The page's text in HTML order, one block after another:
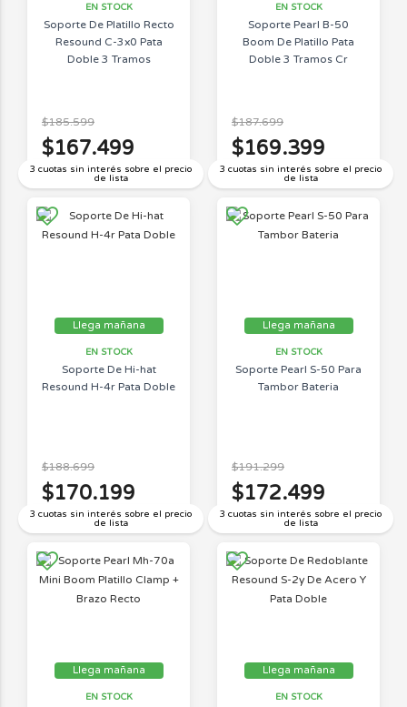
EN STOCK
Soporte De Platillo Recto
Resound C-3x0 Pata
Doble 3 Tramos
3 cuotas sin interés sobre el precio
de lista
$185.599
$167.499
EN STOCK
Soporte Pearl B-50
Boom De Platillo Pata
Doble 3 Tramos Cr
3 cuotas sin interés sobre el precio
de lista
$187.699
$169.399
Llega mañana
EN STOCK
Soporte De Hi-hat
Resound H-4r Pata Doble
3 cuotas sin interés sobre el precio
de lista
$188.699
$170.199
Llega mañana
EN STOCK
Soporte Pearl S-50 Para
Tambor Bateria
3 cuotas sin interés sobre el precio
de lista
$191.299
$172.499
Llega mañana
EN STOCK
Llega mañana
EN STOCK